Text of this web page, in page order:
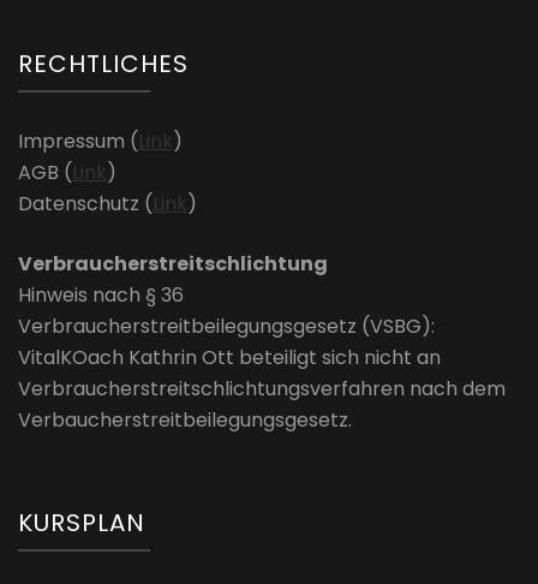
RECHTLICHES
Impressum (Link)
AGB (Link)
Datenschutz (Link)
Verbraucherstreitschlichtung
Hinweis nach § 36
Verbraucherstreitbeilegungsgesetz (VSBG):
VitalKOach Kathrin Ott beteiligt sich nicht an
Verbraucherstreitschlichtungsverfahren nach dem
Verbaucherstreitbeilegungsgesetz.
KURSPLAN